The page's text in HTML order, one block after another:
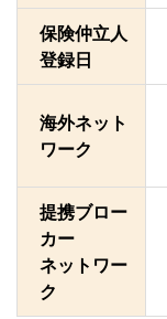
保険仲立人
登録日
海外ネット
ワーク
提携ブロー
カー
ネットワー
ク